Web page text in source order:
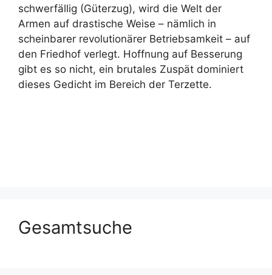
schwerfällig (Güterzug), wird die Welt der
Armen auf drastische Weise – nämlich in
scheinbarer revolutionärer Betriebsamkeit – auf
den Friedhof verlegt. Hoffnung auf Besserung
gibt es so nicht, ein brutales Zuspät dominiert
dieses Gedicht im Bereich der Terzette.
Gesamtsuche